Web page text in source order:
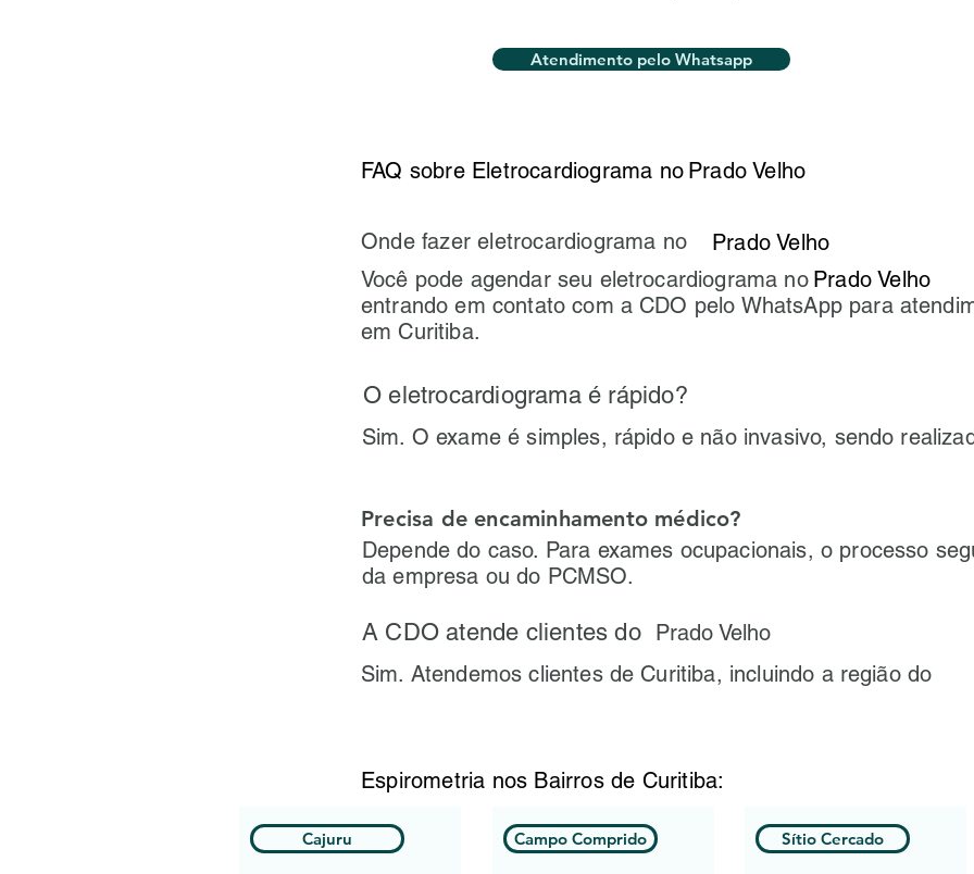
Atendimento pelo Whatsapp
Espirometria nos Bairros de Curitiba:
Cajuru Campo Comprido Sítio Cercado
Prado Velho
FAQ sobre Eletrocardiograma no
Prado Velho
Onde fazer eletrocardiograma no
Você pode agendar seu eletrocardiograma no
entrando em contato com a CDO pelo WhatsApp para
em Curitiba.
Prado Velho
O eletrocardiograma é rápido?
Sim. O exame é simples, rápido e não invasivo, sendo
Precisa de encaminhamento médico?
Depende do caso. Para exames ocupacionais, o processo
da empresa ou do PCMSO.
A CDO atende clientes doPrado Velho
Sim. Atendemos clientes de Curitiba, incluindo a região do